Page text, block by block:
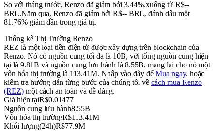
USDC Futures vĩnh cửu
Futures sử dụng USDC làm tài sản thế chấp
Sao chép Giao dịch
So với tháng trước, Renzo đã giảm bởi 3.44%.xuống từ R$--
BRL.Năm qua, Renzo đã giảm bởi R$-- BRL, đánh dấu một
81.76% giảm dần trong giá trị.
Thống kê Thị Trường Renzo
REZ là một loại tiền điện tử được xây dựng trên blockchain của
Renzo. Nó có nguồn cung tối đa là 10B, với tổng nguồn cung hiện
tại là 9.81B và nguồn cung lưu hành là 8.55B, mang lại cho nó một
vốn hóa thị trường là 113.41M. Nhấp vào đây để Mua ngay, hoặc
kiểm tra hướng dẫn từng bước của chúng tôi về cách mua Renzo
(REZ) một cách an toàn và dễ dàng.
Giá hiện tạiR$0.01477
Nguồn cung lưu hành8.55B
Vốn hóa thị trườngR$113.41M
Khối lượng(24h)R$77.9M